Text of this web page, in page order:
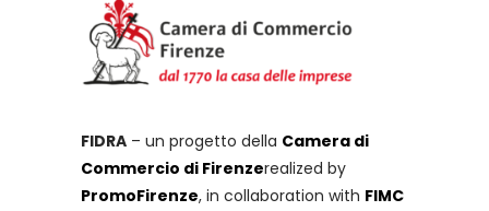
FIDRA – un progetto della Camera di
Commercio di Firenzerealized by
PromoFirenze, in collaboration with FIMC